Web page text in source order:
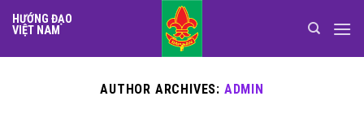
Skip
to
HƯỚNG ĐẠO
VIỆT NAM
AUTHOR ARCHIVES: ADMIN